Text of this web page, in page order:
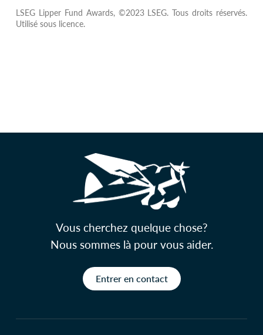
LSEG Lipper Fund Awards, ©2023 LSEG. Tous droits réservés.
Utilisé sous licence.
Vous cherchez quelque chose?
Nous sommes là pour vous aider.
Entrer en contact